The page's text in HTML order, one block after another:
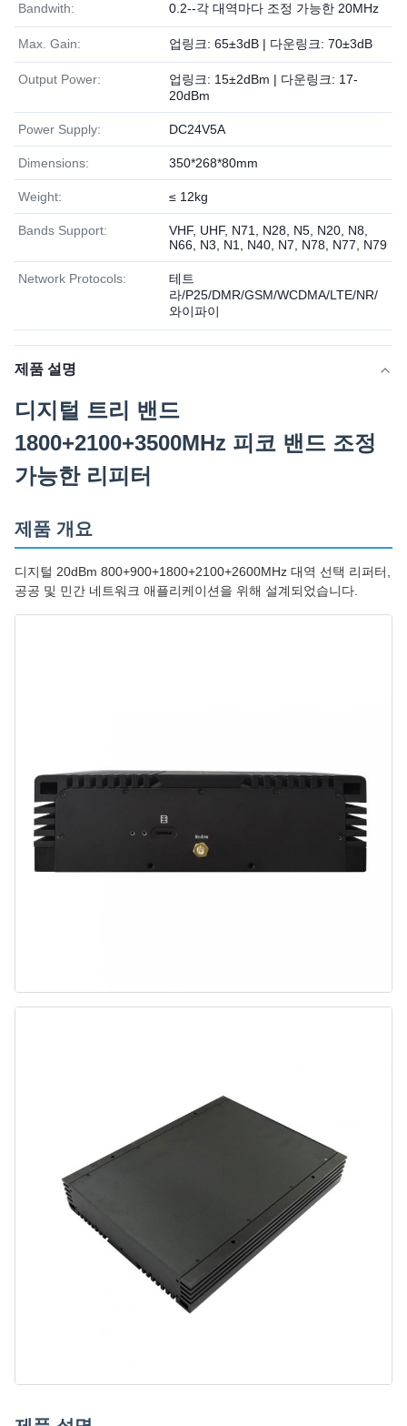
Bandwith: 0.2--각 대역마다 조정 가능한 20MHz
Max. Gain: 업링크: 65±3dB | 다운링크: 70±3dB
Output Power:
업링크: 15±2dBm | 다운링크: 17-
20dBm
Power Supply: DC24V5A
Dimensions: 350*268*80mm
Weight: ≤ 12kg
Bands Support:
VHF, UHF, N71, N28, N5, N20, N8,
N66, N3, N1, N40, N7, N78, N77, N79
Network Protocols:
테트
라/P25/DMR/GSM/WCDMA/LTE/NR/
와이파이
제품 설명
디지털 트리 밴드
1800+2100+3500MHz 피코 밴드 조정
가능한 리피터
제품 개요
디지털 20dBm 800+900+1800+2100+2600MHz 대역 선택 리퍼터,
공공 및 민간 네트워크 애플리케이션을 위해 설계되었습니다.